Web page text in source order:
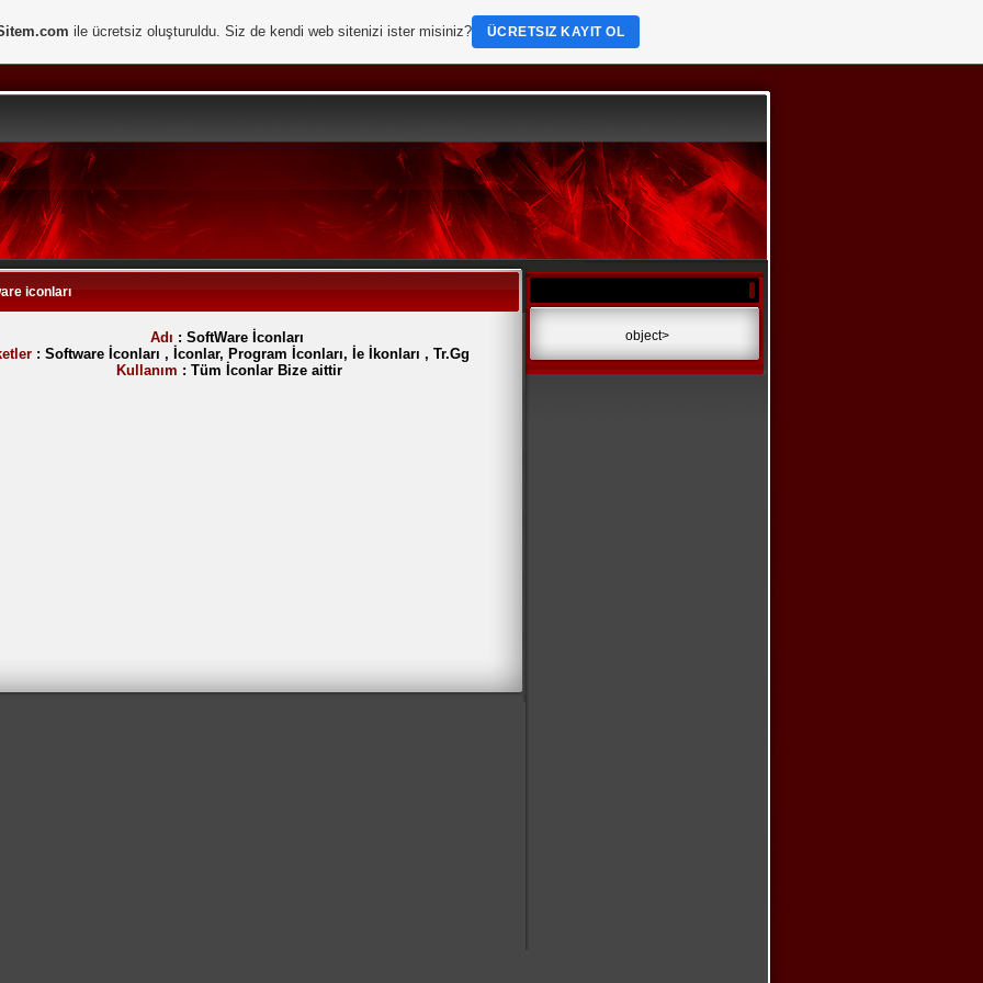
iconları
Adı : SoftWare İconları
: Software İconları , İconlar, Program İconları, İe İkonları , Tr.Gg
Kullanım : Tüm İconlar Bize aittir
object>
ile ücretsiz oluşturuldu. Siz de kendi web sitenizi ister misiniz? ÜCRETSIZ KAYIT OL